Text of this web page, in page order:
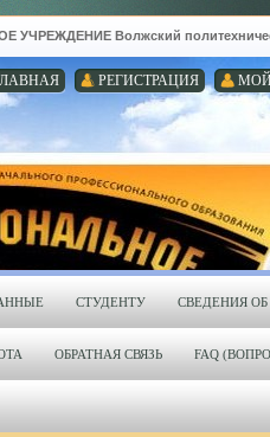
Волжский
РЕГИСТРАЦИЯ
СТУДЕНТУ СВЕДЕНИЯ
ОБРАТНАЯ СВЯЗЬ FAQ